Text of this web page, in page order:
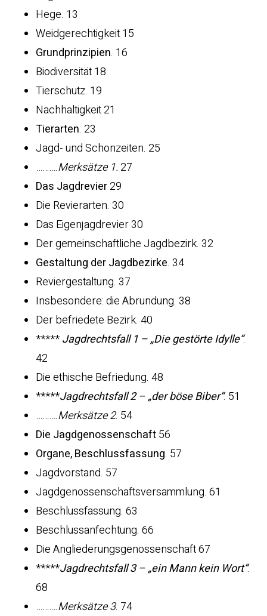
Hege. 13
Weidgerechtigkeit 15
Grundprinzipien. 16
Biodiversität 18
Tierschutz. 19
Nachhaltigkeit 21
Tierarten. 23
Jagd- und Schonzeiten. 25
……….Merksätze 1.27
Das Jagdrevier29
Die Revierarten. 30
Das Eigenjagdrevier 30
Der gemeinschaftliche Jagdbezirk. 32
Gestaltung der Jagdbezirke. 34
Reviergestaltung. 37
Insbesondere: die Abrundung. 38
Der befriedete Bezirk. 40
*****Jagdrechtsfall 1 – „Die gestörte Idylle“.
42
Die ethische Befriedung. 48
*****Jagdrechtsfall 2 – „der böse Biber“. 51
……….Merksätze 2. 54
Die Jagdgenossenschaft56
Organe, Beschlussfassung. 57
Jagdvorstand. 57
Jagdgenossenschaftsversammlung. 61
Beschlussfassung. 63
Beschlussanfechtung. 66
Die Angliederungsgenossenschaft 67
*****Jagdrechtsfall 3 – „ein Mann kein Wort“.
68
……….Merksätze 3. 74